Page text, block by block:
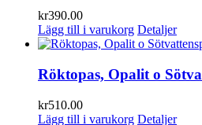
kr390.00
Lägg till i varukorg Detaljer
Röktopas, Opalit o
kr510.00
Lägg till i varukorg Detaljer